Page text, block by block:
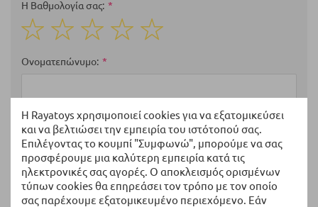
Η Rayatoys χρησιμοποιεί cookies για να εξατομικεύσει
και να βελτιώσει την εμπειρία του ιστότοπού σας.
Επιλέγοντας το κουμπί "Συμφωνώ", μπορούμε να σας
προσφέρουμε μια καλύτερη εμπειρία κατά τις
ηλεκτρονικές σας αγορές. Ο αποκλεισμός ορισμένων
τύπων cookies θα επηρεάσει τον τρόπο με τον οποίο
σας παρέχουμε εξατομικευμένο περιεχόμενο. Εάν
Η Βαθμολογία σας
star
stars
stars
stars
stars
Ονοματεπώνυμο
Περίληψη
Αξιολόγηση